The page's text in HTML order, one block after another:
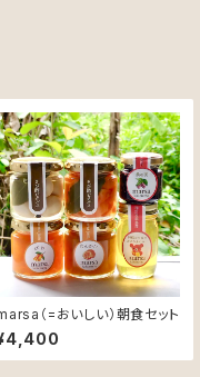
（=おいしい）朝食セット